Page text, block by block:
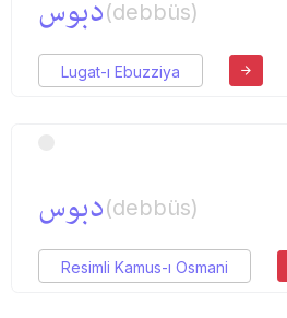
دبوس(debbüs)
Lugat-ı Ebuzziya
دبوس(debbüs)
Resimli Kamus-ı Osmani